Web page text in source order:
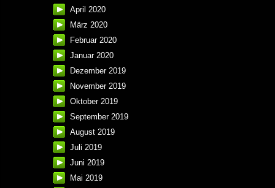
April 2020
März 2020
Februar 2020
Januar 2020
Dezember 2019
November 2019
Oktober 2019
September 2019
August 2019
Juli 2019
Juni 2019
Mai 2019